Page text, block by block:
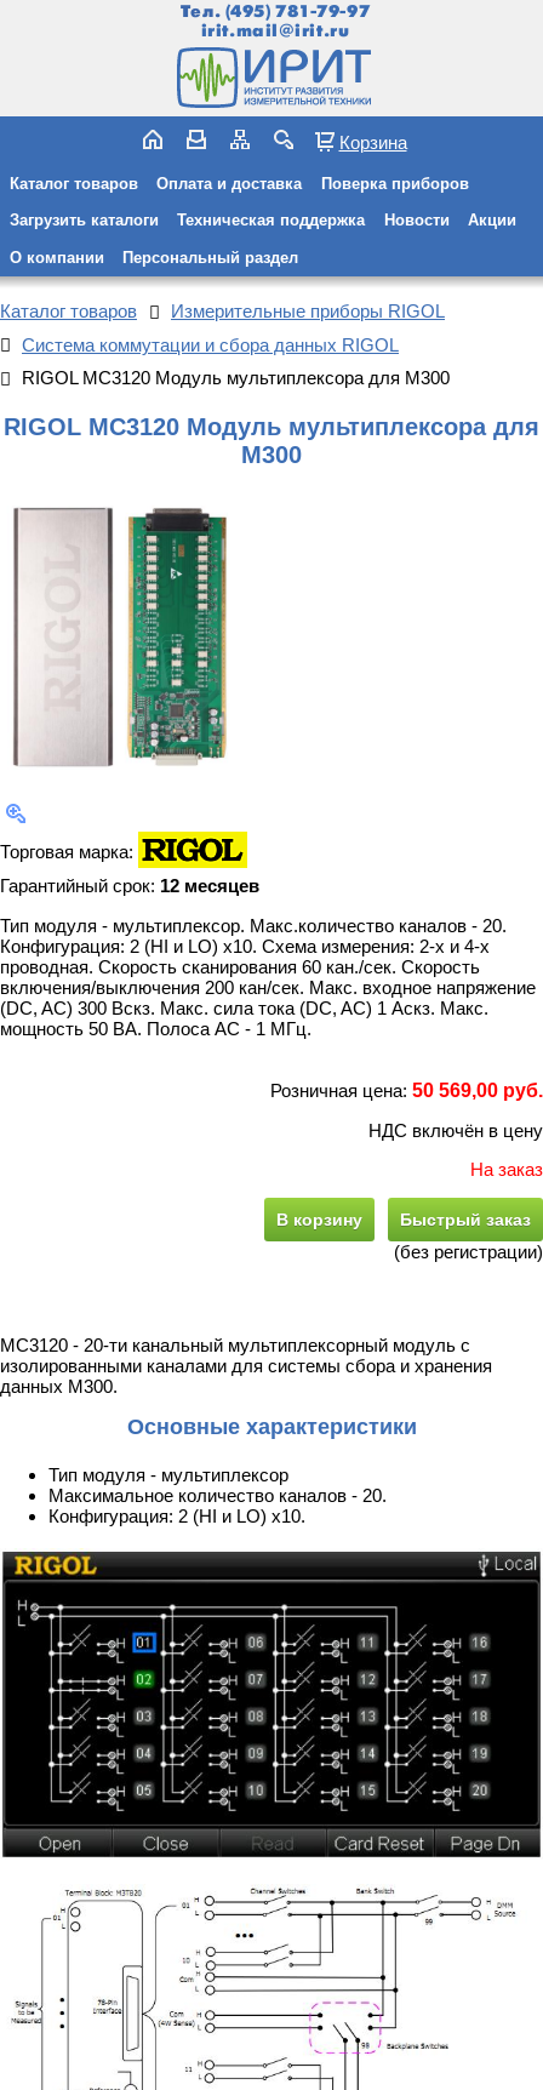
Тел. (495) 781-79-97
irit.mail@irit.ru
Корзина
Каталог товаров Оплата и доставка Поверка приборов
Загрузить каталоги Техническая поддержка Новости Акции
О компании Персональный раздел
Каталог товаров
Измерительные приборы RIGOL
Система коммутации и сбора данных RIGOL
RIGOL MC3120 Модуль мультиплексора для M300
RIGOL MC3120 Модуль мультиплексора для
M300
Торговая марка:
Гарантийный срок: 12 месяцев
Тип модуля - мультиплексор. Макс.количество каналов - 20.
Конфигурация: 2 (HI и LO) х10. Схема измерения: 2-х и 4-х
проводная. Скорость сканирования 60 кан./сек. Скорость
включения/выключения 200 кан/сек. Макс. входное напряжение
(DC, AC) 300 Вскз. Макс. сила тока (DC, AC) 1 Аскз. Макс.
мощность 50 ВА. Полоса AC - 1 МГц.
Розничная цена: 50 569,00 руб.
НДС включён в цену
На заказ
В корзину Быстрый заказ
(без регистрации)
MC3120 - 20-ти канальный мультиплексорный модуль с
изолированными каналами для системы сбора и хранения
данных M300.
Основные характеристики
Тип модуля - мультиплексор
Максимальное количество каналов - 20.
Конфигурация: 2 (HI и LO) х10.